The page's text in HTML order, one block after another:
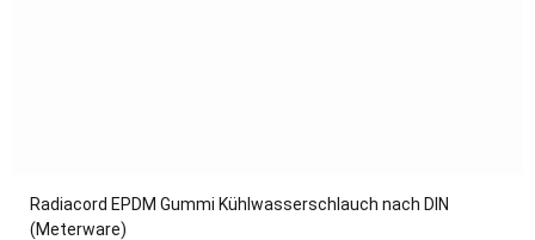
Radiacord EPDM Gummi Kühlwasserschlauch nach DIN
(Meterware)